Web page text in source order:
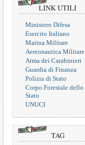
LINK UTILI
Ministero Difesa
Esercito Italiano
Marina Militare
Aereonautica Militare
Arma dei Carabinieri
Guardia di Finanza
Polizia di Stato
Corpo Forestale dello
Stato
UNUCI
TAG